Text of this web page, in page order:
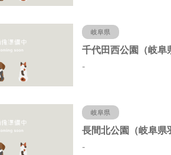
岐阜県
-
岐阜県
-